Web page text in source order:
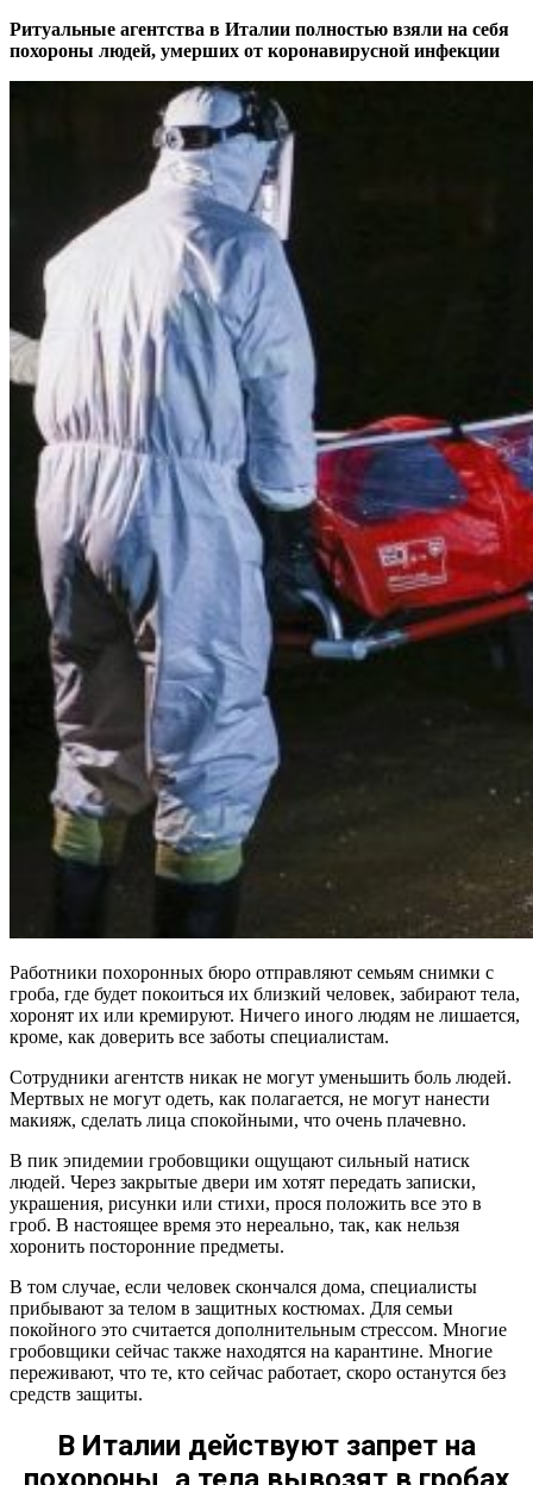
Ритуальные агентства в Италии полностью взяли на себя
похороны людей, умерших от коронавирусной инфекции
Работники похоронных бюро отправляют семьям снимки с
гроба, где будет покоиться их близкий человек, забирают тела,
хоронят их или кремируют. Ничего иного людям не лишается,
кроме, как доверить все заботы специалистам.
Сотрудники агентств никак не могут уменьшить боль людей.
Мертвых не могут одеть, как полагается, не могут нанести
макияж, сделать лица спокойными, что очень плачевно.
В пик эпидемии гробовщики ощущают сильный натиск
людей. Через закрытые двери им хотят передать записки,
украшения, рисунки или стихи, прося положить все это в
гроб. В настоящее время это нереально, так, как нельзя
хоронить посторонние предметы.
В том случае, если человек скончался дома, специалисты
прибывают за телом в защитных костюмах. Для семьи
покойного это считается дополнительным стрессом. Многие
гробовщики сейчас также находятся на карантине. Многие
переживают, что те, кто сейчас работает, скоро останутся без
средств защиты.
В Италии действуют запрет на